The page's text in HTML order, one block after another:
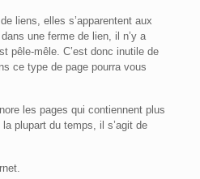
liens, elles s’apparentent aux
une ferme de lien, il n’y a
pêle-mêle. C’est donc inutile de
ce type de page pourra vous
les pages qui contiennent plus
plupart du temps, il s’agit de